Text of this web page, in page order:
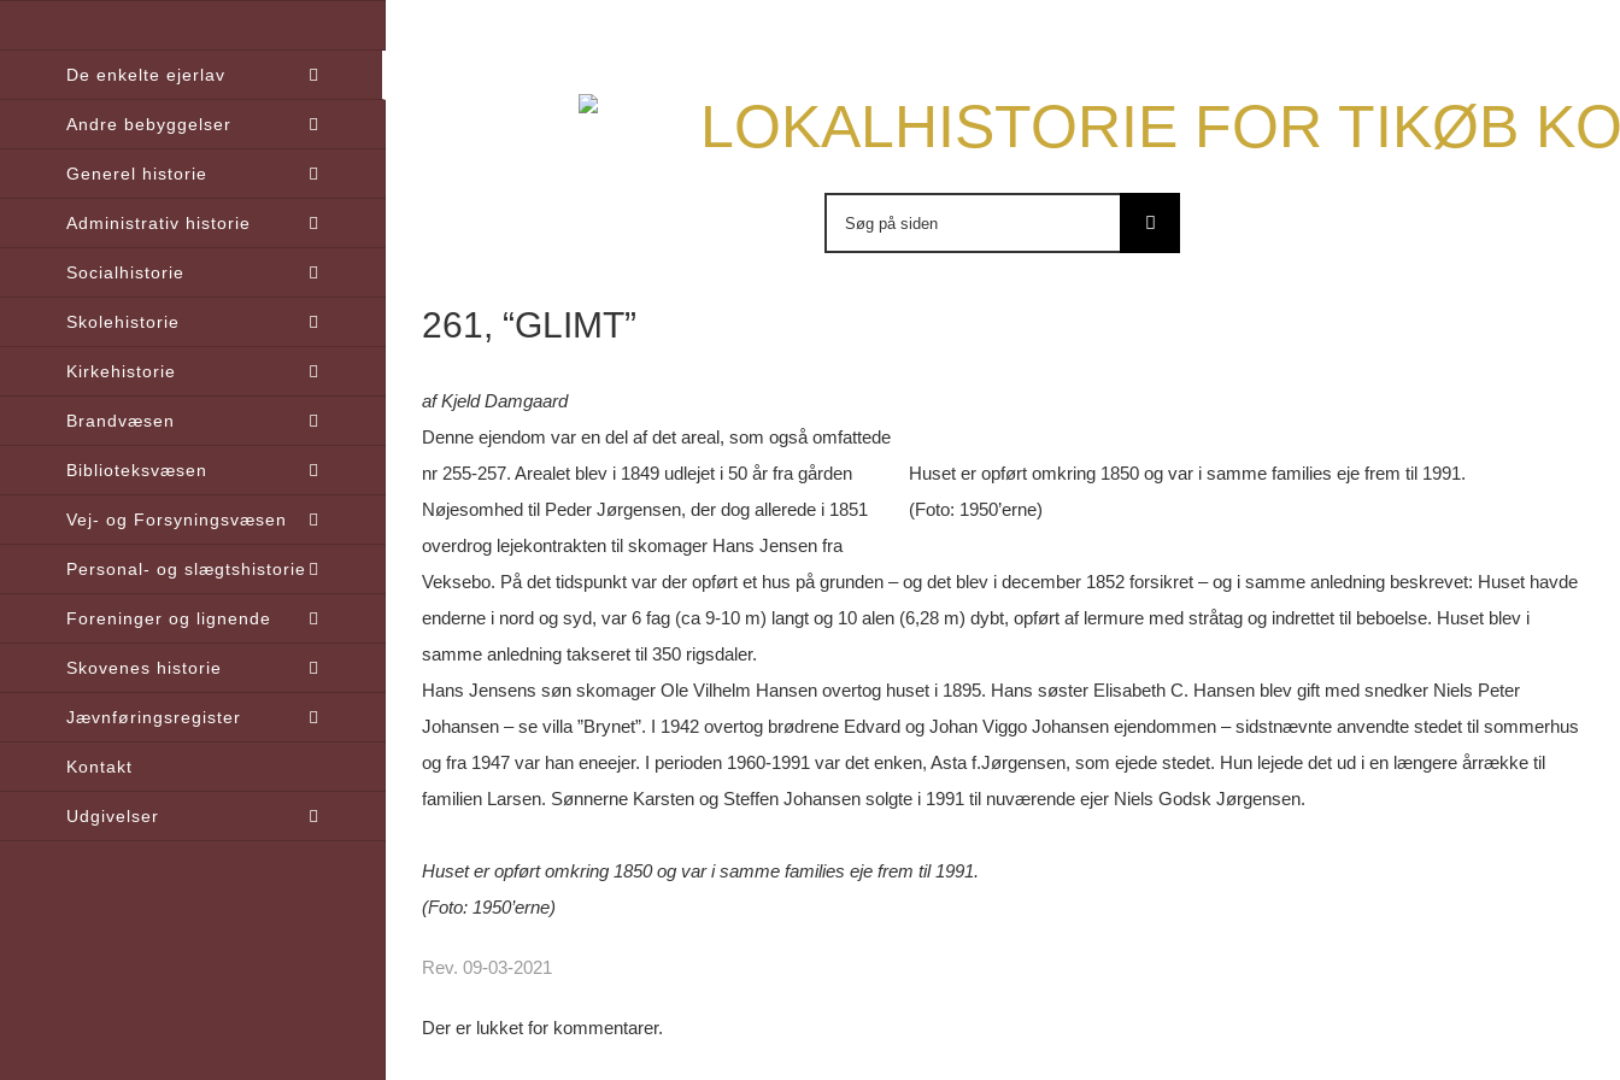
De enkelte ejerlav
Andre bebyggelser
Generel historie
Administrativ historie
Socialhistorie
Skolehistorie
Kirkehistorie
Brandvæsen
Biblioteksvæsen
Vej- og Forsyningsvæsen
Personal- og slægtshistorie
Foreninger og lignende
Skovenes historie
Jævnføringsregister
Kontakt
Udgivelser
LOKALHISTORIE FOR TIKØB
261, “GLIMT”
af Kjeld Damgaard
Huset er opført omkring 1850 og var i samme families eje frem til 1991.
(Foto: 1950’erne)
Denne ejendom var en del af det areal, som også omfattede
nr 255-257. Arealet blev i 1849 udlejet i 50 år fra gården
Nøjesomhed til Peder Jørgensen, der dog allerede i 1851
overdrog lejekontrakten til skomager Hans Jensen fra
Veksebo. På det tidspunkt var der opført et hus på grunden – og det blev i december 1852 forsikret – og i samme anledning beskrevet: Huset havde
enderne i nord og syd, var 6 fag (ca 9-10 m) langt og 10 alen (6,28 m) dybt, opført af lermure med stråtag og indrettet til beboelse. Huset blev i
samme anledning takseret til 350 rigsdaler.
Hans Jensens søn skomager Ole Vilhelm Hansen overtog huset i 1895. Hans søster Elisabeth C. Hansen blev gift med snedker Niels Peter
Johansen – se villa ”Brynet”. I 1942 overtog brødrene Edvard og Johan Viggo Johansen ejendommen – sidstnævnte anvendte stedet til sommerhus
og fra 1947 var han eneejer. I perioden 1960-1991 var det enken, Asta f.Jørgensen, som ejede stedet. Hun lejede det ud i en længere årrække til
familien Larsen. Sønnerne Karsten og Steffen Johansen solgte i 1991 til nuværende ejer Niels Godsk Jørgensen.
Huset er opført omkring 1850 og var i samme families eje frem til 1991.
(Foto: 1950’erne)
Rev. 09-03-2021
Der er lukket for kommentarer.